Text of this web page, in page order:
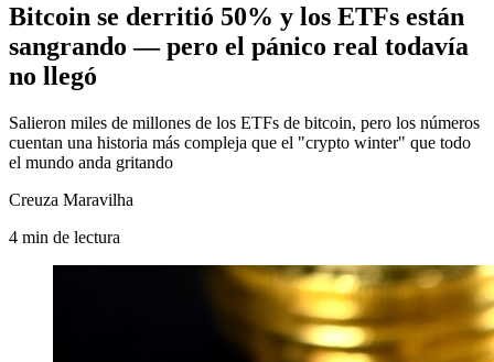
Bitcoin se derritió 50% y los ETFs están
sangrando — pero el pánico real todavía
no llegó
Salieron miles de millones de los ETFs de bitcoin, pero los números
cuentan una historia más compleja que el "crypto winter" que todo
el mundo anda gritando
Creuza Maravilha
4 min de lectura